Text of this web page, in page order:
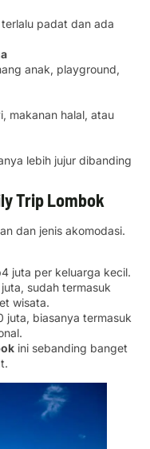
padat dan ada
anak, playground,
makanan halal, atau
lebih jujur dibanding
Trip Lombok
dan jenis akomodasi.
juta per keluarga kecil.
sudah termasuk
wisata.
juta, biasanya termasuk
ini sebanding banget